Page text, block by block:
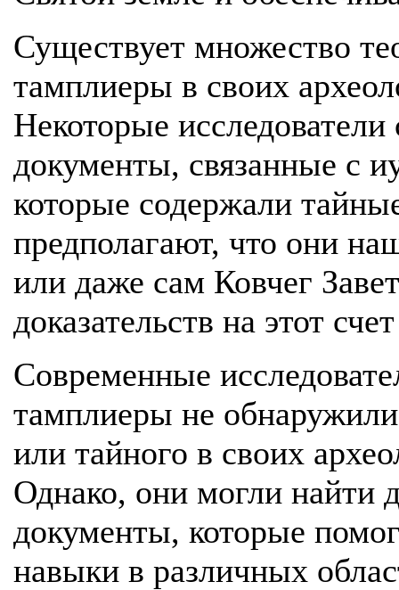
Существует множество
тамплиеры в своих
Некоторые
документы, связанные с
которые содержали
предполагают, что они
или даже сам Ковчег
доказательств на этот
Современные
тамплиеры не обнаружили
или тайного в своих
Однако, они могли найти
документы, которые
навыки в различных